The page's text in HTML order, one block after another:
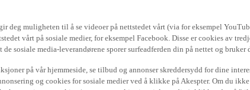
deg muligheten til å se videoer på nettstedet vårt (via for eksempel
vårt på sosiale medier, for eksempel Facebook. Disse er cookies av
sosiale media-leverandørene sporer surfeadferden din på nettet og bruker
på vår hjemmeside, se tilbud og annonser skreddersydd for dine
og cookies for sosiale medier ved å klikke på Akespter. Om du